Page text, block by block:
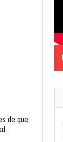
de que